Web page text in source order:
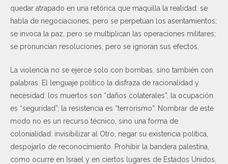
quedar atrapado en una retórica que maquilla la realidad: se
habla de negociaciones, pero se perpetúan los asentamientos;
se invoca la paz, pero se multiplican las operaciones militares;
se pronuncian resoluciones, pero se ignoran sus efectos.
La violencia no se ejerce solo con bombas, sino también con
palabras. El lenguaje político la disfraza de racionalidad y
necesidad: los muertos son “daños colaterales”, la ocupación
es “seguridad”, la resistencia es “terrorismo”. Nombrar de este
modo no es un recurso técnico, sino una forma de
colonialidad: invisibilizar al Otro, negar su existencia política,
despojarlo de reconocimiento. Prohibir la bandera palestina,
como ocurre en Israel y en ciertos lugares de Estados Unidos,